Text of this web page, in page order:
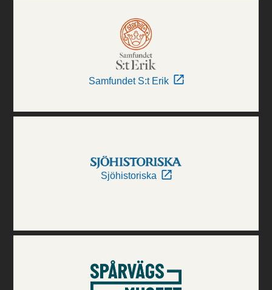
Samfundet S:t Erik
Sjöhistoriska